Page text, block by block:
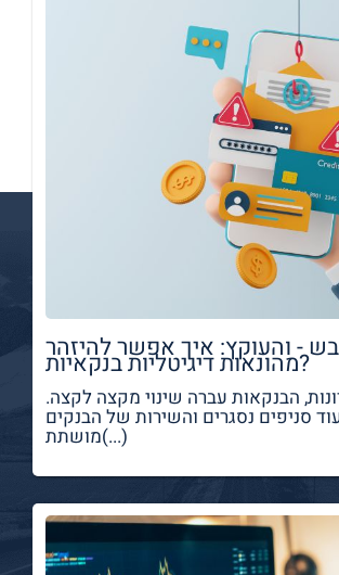
- והעוקץ: איך אפשר להיזהר
מהונאות דיגיטליות בנקאיות?
הבנקאות עברה שינוי מקצה לקצה.
סניפים נסגרים והשירות של הבנקים
מושתת(...)